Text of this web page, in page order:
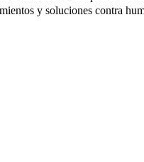
y soluciones contra